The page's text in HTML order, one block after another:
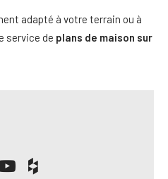
adapté à votre terrain ou à
service de plans de maison sur